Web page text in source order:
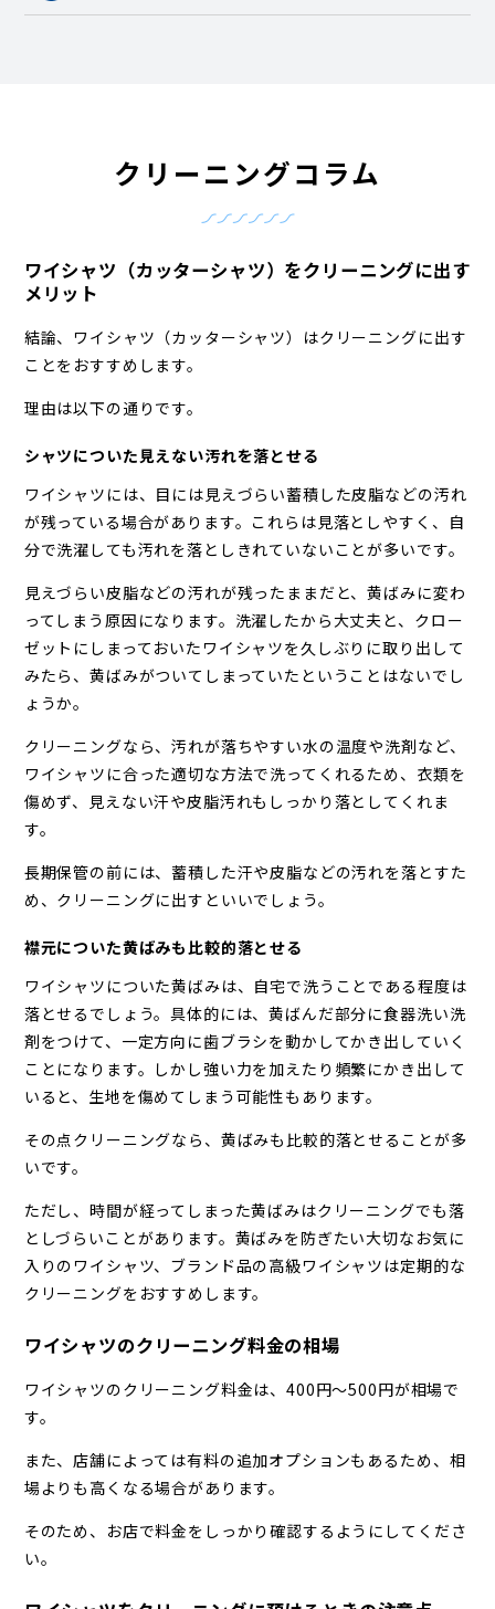
クリーニングコラム
ワイシャツ（カッターシャツ）をクリーニングに出す
メリット
結論、ワイシャツ（カッターシャツ）はクリーニングに出す
ことをおすすめします。
理由は以下の通りです。
シャツについた見えない汚れを落とせる
ワイシャツには、目には見えづらい蓄積した皮脂などの汚れ
が残っている場合があります。これらは見落としやすく、自
分で洗濯しても汚れを落としきれていないことが多いです。
見えづらい皮脂などの汚れが残ったままだと、黄ばみに変わ
ってしまう原因になります。洗濯したから大丈夫と、クロー
ゼットにしまっておいたワイシャツを久しぶりに取り出して
みたら、黄ばみがついてしまっていたということはないでし
ょうか。
クリーニングなら、汚れが落ちやすい水の温度や洗剤など、
ワイシャツに合った適切な方法で洗ってくれるため、衣類を
傷めず、見えない汗や皮脂汚れもしっかり落としてくれま
す。
長期保管の前には、蓄積した汗や皮脂などの汚れを落とすた
め、クリーニングに出すといいでしょう。
襟元についた黄ばみも比較的落とせる
ワイシャツについた黄ばみは、自宅で洗うことである程度は
落とせるでしょう。具体的には、黄ばんだ部分に食器洗い洗
剤をつけて、一定方向に歯ブラシを動かしてかき出していく
ことになります。しかし強い力を加えたり頻繁にかき出して
いると、生地を傷めてしまう可能性もあります。
その点クリーニングなら、黄ばみも比較的落とせることが多
いです。
ただし、時間が経ってしまった黄ばみはクリーニングでも落
としづらいことがあります。黄ばみを防ぎたい大切なお気に
入りのワイシャツ、ブランド品の高級ワイシャツは定期的な
クリーニングをおすすめします。
ワイシャツのクリーニング料金の相場
ワイシャツのクリーニング料金は、400円～500円が相場で
す。
また、店舗によっては有料の追加オプションもあるため、相
場よりも高くなる場合があります。
そのため、お店で料金をしっかり確認するようにしてくださ
い。